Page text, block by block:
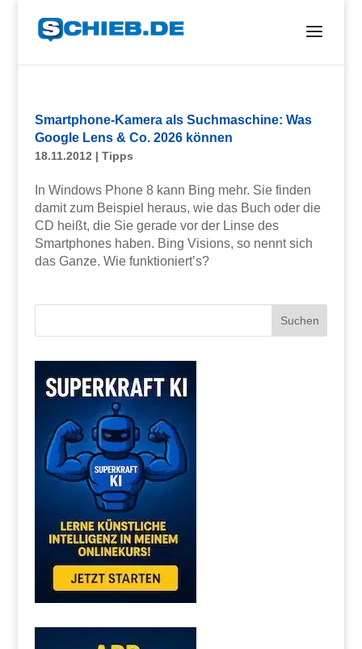
Smartphone-Kamera als Suchmaschine: Was
Google Lens & Co. 2026 können
18.11.2012 | Tipps
In Windows Phone 8 kann Bing mehr. Sie finden
damit zum Beispiel heraus, wie das Buch oder die
CD heißt, die Sie gerade vor der Linse des
Smartphones haben. Bing Visions, so nennt sich
das Ganze. Wie funktioniert’s?